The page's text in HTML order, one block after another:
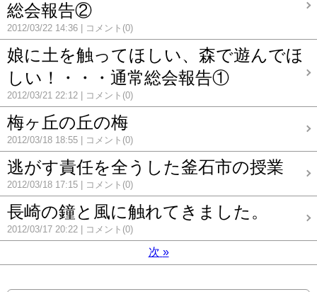
総会報告②
2012/03/22 14:36 コメント(0)
娘に土を触ってほしい、森で遊んでほ
しい！・・・通常総会報告①
2012/03/21 22:12 コメント(0)
梅ヶ丘の丘の梅
2012/03/18 18:55 コメント(0)
逃がす責任を全うした釜石市の授業
2012/03/18 17:15 コメント(0)
長崎の鐘と風に触れてきました。
2012/03/17 20:22 コメント(0)
次 »